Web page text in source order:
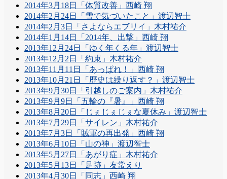
2014年3月18日「体質改善」西崎 翔
2014年2月24日「雪で気づいたこと」渡辺智士
2014年2月3日「さよならエブリイ」木村祐介
2014年1月14日「2014年、出撃」西崎 翔
2013年12月24日「ゆく年くる年」渡辺智士
2013年12月2日「約束」木村祐介
2013年11月11日「あっぱれ！」西崎 翔
2013年10月21日「歴史は繰り返す？」渡辺智士
2013年9月30日「引越しのご案内」木村祐介
2013年9月9日「五輪の『暑』」西崎 翔
2013年8月20日「じぇじぇじぇな夏休み」渡辺智士
2013年7月29日「サイレン」木村祐介
2013年7月3日「賊軍の再出発」西崎 翔
2013年6月10日「山の神」渡辺智士
2013年5月27日「あがり症」木村祐介
2013年5月13日「足跡」友常えり
2013年4月30日「同志」西崎 翔